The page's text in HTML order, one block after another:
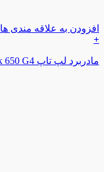
افزودن به علاقه مندی ها
+
مادربرد لپ تاپ HP Probook 650 G4